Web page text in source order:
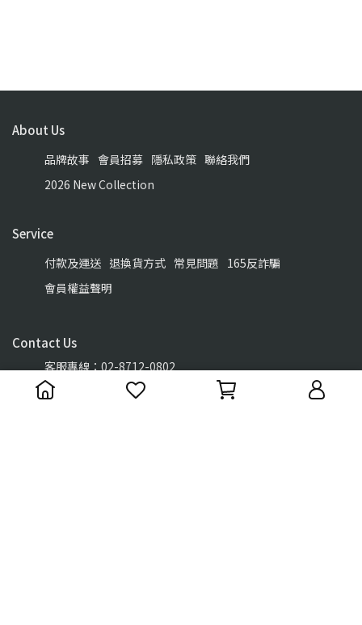
About Us
品牌故事 會員招募 隱私政策 聯絡我們
2026 New Collection
Service
付款及運送 退換貨方式 常見問題 165反詐騙
會員權益聲明
Contact Us
客服專線：02-8712-0802
客服時間：09:00 am -18:00 pm